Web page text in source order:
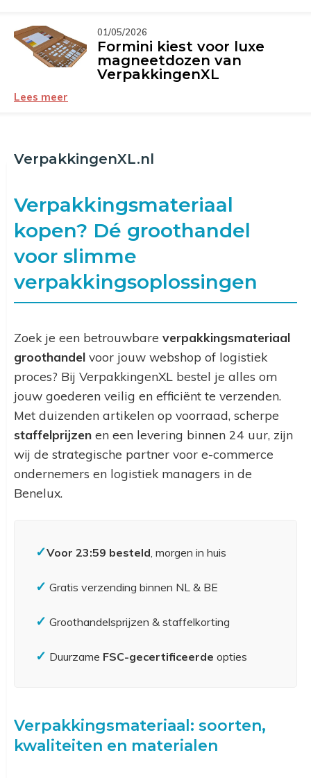
VerpakkingenXL.nl
Verpakkingsmateriaal
kopen? Dé groothandel
voor slimme
verpakkingsoplossingen
Zoek je een betrouwbare verpakkingsmateriaal
groothandel voor jouw webshop of logistiek
proces? Bij VerpakkingenXL bestel je alles om
jouw goederen veilig en efficiënt te verzenden.
Met duizenden artikelen op voorraad, scherpe
staffelprijzen en een levering binnen 24 uur, zijn
wij de strategische partner voor e-commerce
ondernemers en logistiek managers in de
Benelux.
✓Voor 23:59 besteld, morgen in huis
✓ Gratis verzending binnen NL & BE
✓ Groothandelsprijzen & staffelkorting
✓ Duurzame FSC-gecertificeerde opties
Verpakkingsmateriaal: soorten,
kwaliteiten en materialen
01/05/2026
Formini kiest voor luxe
magneetdozen van
VerpakkingenXL
Lees meer